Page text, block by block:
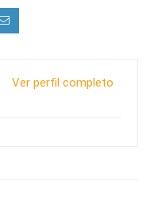
Ver perfil completo